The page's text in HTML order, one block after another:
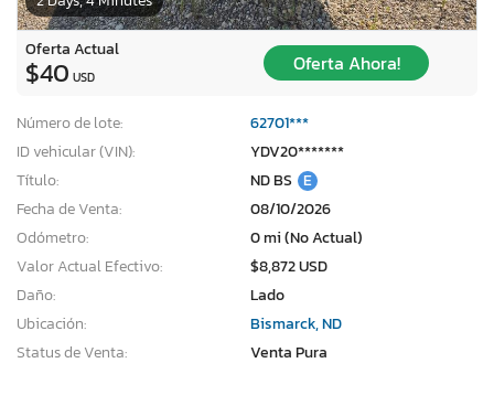
Oferta Actual
$40 USD
Oferta Ahora!
Número de lote:
62701***
ID vehicular (VIN):
YDV20*******
Título:
ND BS E
Fecha de Venta:
08/10/2026
Odómetro:
0 mi (No Actual)
Valor Actual Efectivo:
$8,872 USD
Daño:
Lado
Ubicación:
Bismarck, ND
Status de Venta:
Venta Pura